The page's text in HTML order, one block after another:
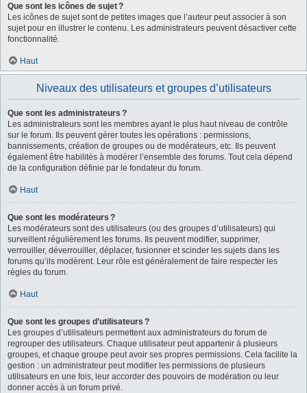
Que sont les icônes de sujet ?
Les icônes de sujet sont de petites images que l’auteur peut associer à son
sujet pour en illustrer le contenu. Les administrateurs peuvent désactiver cette
fonctionnalité.
Haut
Niveaux des utilisateurs et groupes d’utilisateurs
Que sont les administrateurs ?
Les administrateurs sont les membres ayant le plus haut niveau de contrôle
sur le forum. Ils peuvent gérer toutes les opérations : permissions,
bannissements, création de groupes ou de modérateurs, etc. Ils peuvent
également être habilités à modérer l’ensemble des forums. Tout cela dépend
de la configuration définie par le fondateur du forum.
Haut
Que sont les modérateurs ?
Les modérateurs sont des utilisateurs (ou des groupes d’utilisateurs) qui
surveillent régulièrement les forums. Ils peuvent modifier, supprimer,
verrouiller, déverrouiller, déplacer, fusionner et scinder les sujets dans les
forums qu’ils modèrent. Leur rôle est généralement de faire respecter les
règles du forum.
Haut
Que sont les groupes d’utilisateurs ?
Les groupes d’utilisateurs permettent aux administrateurs du forum de
regrouper des utilisateurs. Chaque utilisateur peut appartenir à plusieurs
groupes, et chaque groupe peut avoir ses propres permissions. Cela facilite la
gestion : un administrateur peut modifier les permissions de plusieurs
utilisateurs en une fois, leur accorder des pouvoirs de modération ou leur
donner accès à un forum privé.